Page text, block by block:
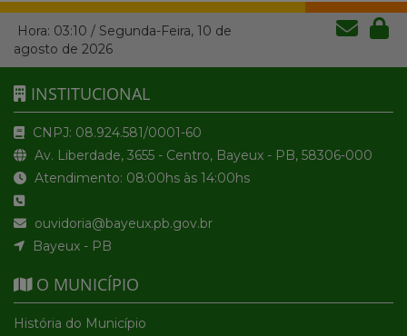
Hora: 03:10 / Segunda-Feira, 10 de
agosto de 2026
INSTITUCIONAL
CNPJ: 08.924.581/0001-60
Av. Liberdade, 3655 - Centro, Bayeux - PB, 58306-000
Atendimento: 08:00hs às 14:00hs
ouvidoria@bayeux.pb.gov.br
Bayeux - PB
O MUNICÍPIO
História do Município